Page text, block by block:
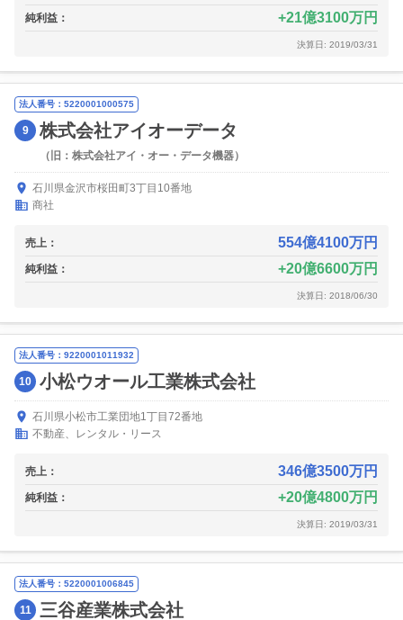
純利益： 21億3100万円
決算日: 2019/03/31
法人番号：5220001000575
9 株式会社アイオーデータ
（旧：株式会社アイ・オー・データ機器）
石川県金沢市桜田町3丁目10番地
商社
売上： 554億4100万円
純利益： 20億6600万円
決算日: 2018/06/30
法人番号：9220001011932
10 小松ウオール工業株式会社
石川県小松市工業団地1丁目72番地
不動産、レンタル・リース
売上： 346億3500万円
純利益： 20億4800万円
決算日: 2019/03/31
法人番号：5220001006845
11 三谷産業株式会社